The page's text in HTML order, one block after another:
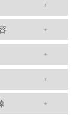
TDK车规电容CGA4J1X7R1E475KT0Y0E